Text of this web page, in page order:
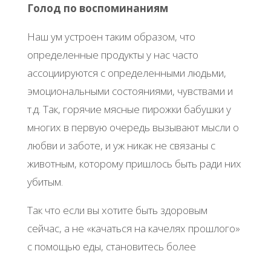
Голод по воспоминаниям
Наш ум устроен таким образом, что
определенные продукты у нас часто
ассоциируются с определенными людьми,
эмоциональными состояниями, чувствами и
т.д. Так, горячие мясные пирожки бабушки у
многих в первую очередь вызывают мысли о
любви и заботе, и уж никак не связаны с
животным, которому пришлось быть ради них
убитым.
Так что если вы хотите быть здоровым
сейчас, а не «качаться на качелях прошлого»
с помощью еды, становитесь более